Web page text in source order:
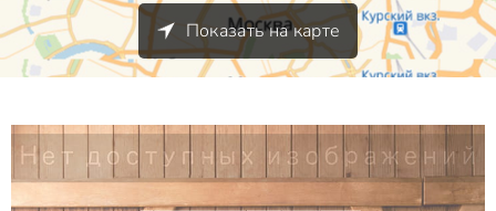
Показать на карте